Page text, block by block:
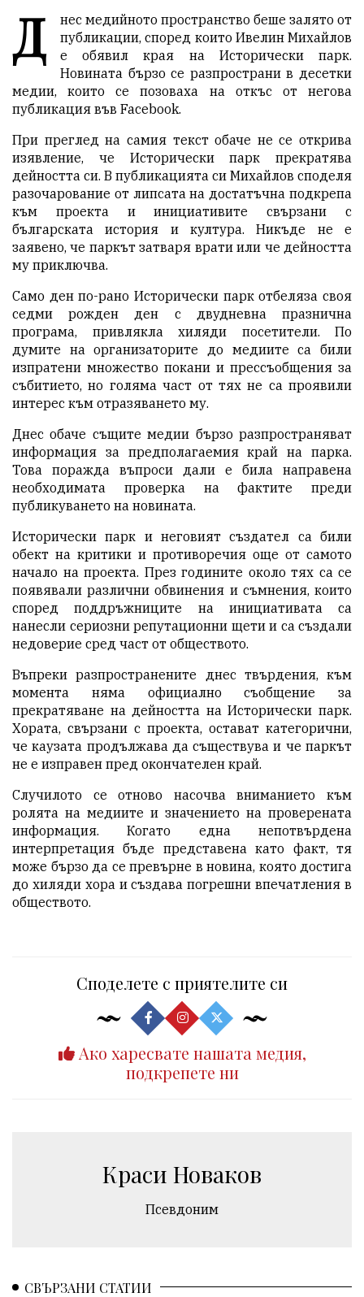
Д
нес медийното пространство беше залято от
публикации, според които Ивелин Михайлов
е обявил края на Исторически парк.
Новината бързо се разпространи в десетки
медии, които се позоваха на откъс от негова
публикация във Facebook.
При преглед на самия текст обаче не се открива
изявление, че Исторически парк прекратява
дейността си. В публикацията си Михайлов споделя
разочарование от липсата на достатъчна подкрепа
към проекта и инициативите свързани с
българската история и култура. Никъде не е
заявено, че паркът затваря врати или че дейността
му приключва.
Само ден по-рано Исторически парк отбеляза своя
седми рожден ден с двудневна празнична
програма, привлякла хиляди посетители. По
думите на организаторите до медиите са били
изпратени множество покани и прессъобщения за
събитието, но голяма част от тях не са проявили
интерес към отразяването му.
Днес обаче същите медии бързо разпространяват
информация за предполагаемия край на парка.
Това поражда въпроси дали е била направена
необходимата проверка на фактите преди
публикуването на новината.
Исторически парк и неговият създател са били
обект на критики и противоречия още от самото
начало на проекта. През годините около тях са се
появявали различни обвинения и съмнения, които
според поддръжниците на инициативата са
нанесли сериозни репутационни щети и са създали
недоверие сред част от обществото.
Въпреки разпространените днес твърдения, към
момента няма официално съобщение за
прекратяване на дейността на Исторически парк.
Хората, свързани с проекта, остават категорични,
че каузата продължава да съществува и че паркът
не е изправен пред окончателен край.
Случилото се отново насочва вниманието към
ролята на медиите и значението на проверената
информация. Когато една непотвърдена
интерпретация бъде представена като факт, тя
може бързо да се превърне в новина, която достига
до хиляди хора и създава погрешни впечатления в
обществото.
Споделете с приятелите си
Ако харесвате нашата медия,
подкрепете ни
Краси Новаков
Псевдоним
СВЪРЗАНИ СТАТИИ